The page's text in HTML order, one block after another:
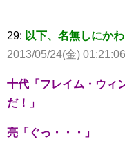
29: 以下、名無しにか
2013/05/24(金)
十代「フレイム・ウィ
だ！」
亮「ぐっ・・・」